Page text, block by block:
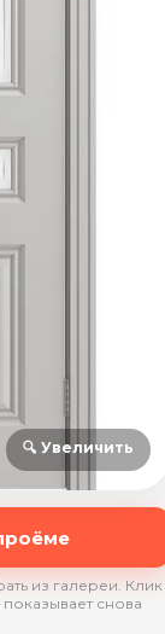
🔍 Увеличить
из галереи. Клик
снова